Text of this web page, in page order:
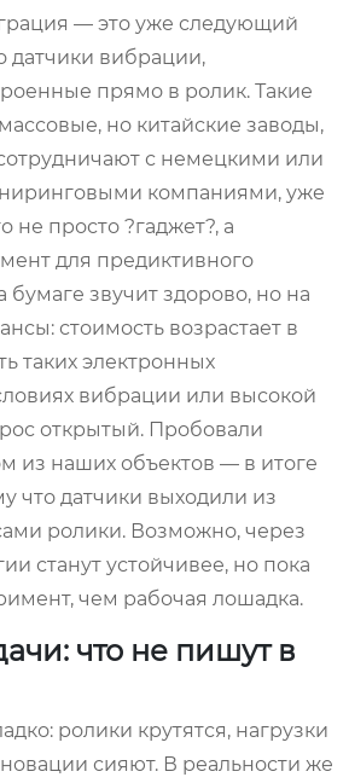
— это уже следующий
датчики вибрации,
прямо в ролик. Такие
но китайские заводы,
с немецкими или
компаниями, уже
не просто ?гаджет?, а
для предиктивного
звучит здорово, но на
стоимость возрастает в
таких электронных
вибрации или высокой
открытый. Пробовали
из наших объектов — в итоге
что датчики выходили из
ролики. Возможно, через
станут устойчивее, но пока
чем рабочая лошадка.
что не пишут в
ролики крутятся, нагрузки
сияют. В реальности же